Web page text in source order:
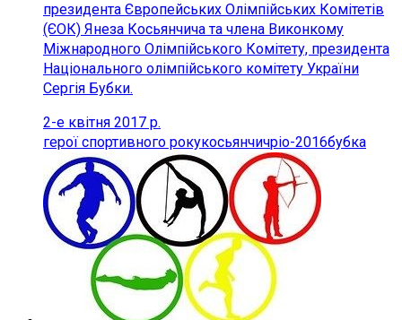
президента Європейських Олімпійських Комітетів
(ЄОК) Янеза Косьянчича та члена Виконкому
Міжнародного Олімпійського Комітету, президента
Національного олімпійського комітету України
Сергія Бубки.
2-е квітня 2017 р.
герої спортивного рокукосьянчичріо-2016бубка